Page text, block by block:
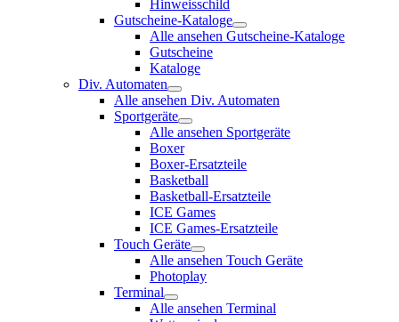
Hinweisschild
Gutscheine-Kataloge
Alle ansehen Gutscheine-Kataloge
Gutscheine
Kataloge
Div. Automaten
Alle ansehen Div. Automaten
Sportgeräte
Alle ansehen Sportgeräte
Boxer
Boxer-Ersatzteile
Basketball
Basketball-Ersatzteile
ICE Games
ICE Games-Ersatzteile
Touch Geräte
Alle ansehen Touch Geräte
Photoplay
Terminal
Alle ansehen Terminal